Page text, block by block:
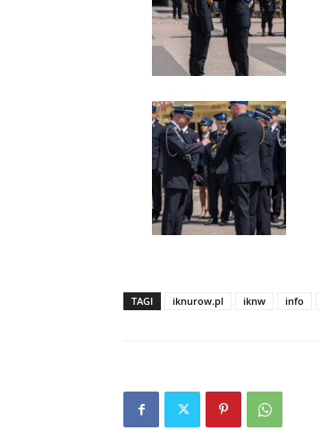
TAGI iknurow.pl iknw info